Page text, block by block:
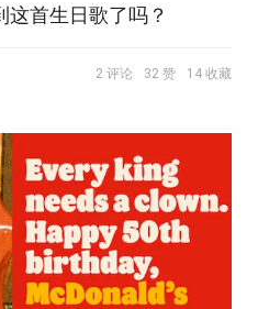
首生日歌了吗？
2 评论 32 赞 14 收藏